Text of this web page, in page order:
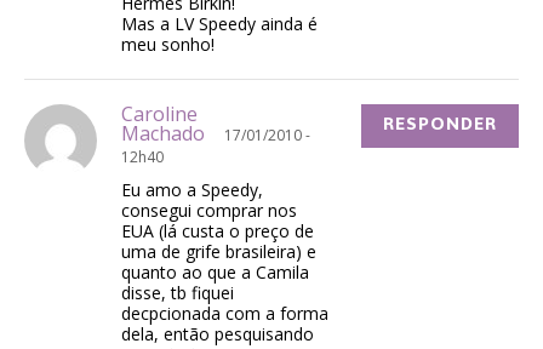
Mas a LV Speedy ainda é
meu sonho!
Caroline
Machado
17/01/2010 -
12h40
Eu amo a Speedy,
consegui comprar nos
EUA (lá custa o preço de
uma de grife brasileira) e
quanto ao que a Camila
disse, tb fiquei
decpcionada com a forma
dela, então pesquisando
RESPONDER